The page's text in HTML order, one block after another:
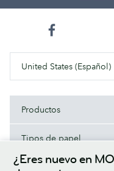
¿Eres nuevo en
United States (Español)
Productos
Tipos de papel
Acerca de MOO